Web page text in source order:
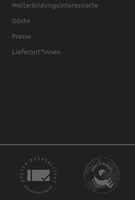
Wei­ter­bil­dungs­in­ter­es­sier­te
Gäste
Pres­se
Lie­fe­rant*innen